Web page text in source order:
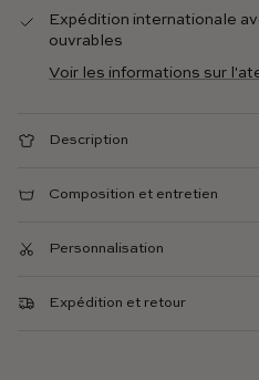
Expédition internationale
ouvrables
Voir les informations sur
Description
Composition et entretien
Personnalisation
Expédition et retour